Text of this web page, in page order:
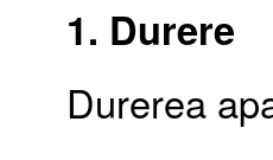
1. Durere
Durerea